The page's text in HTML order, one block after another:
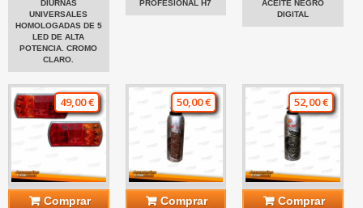
DIURNAS
UNIVERSALES
HOMOLOGADAS DE 5
LED DE ALTA
POTENCIA. CROMO
CLARO.
PROFESIONAL H7
ACEITE NEGRO
DIGITAL
49,00 €
Comprar
50,00 €
Comprar
52,00 €
Comprar